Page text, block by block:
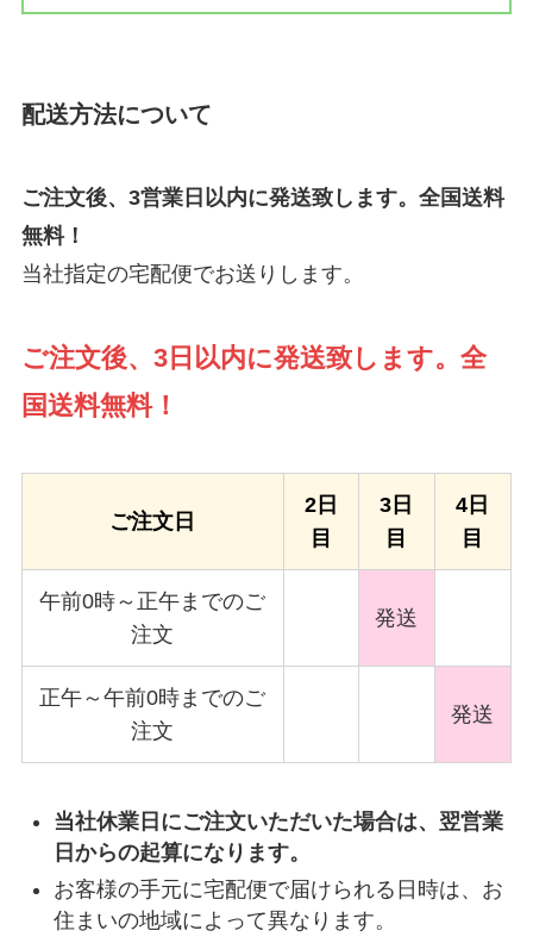
配送方法について
ご注文後、3営業日以内に発送致します。全国送料
無料！
当社指定の宅配便でお送りします。
ご注文後、3日以内に発送致します。全
国送料無料！
ご注文日
2日
目
3日
目
4日
目
午前0時～正午までのご
注文
発送
正午～午前0時までのご
注文
発送
当社休業日にご注文いただいた場合は、翌営業
日からの起算になります。
お客様の手元に宅配便で届けられる日時は、お
住まいの地域によって異なります。